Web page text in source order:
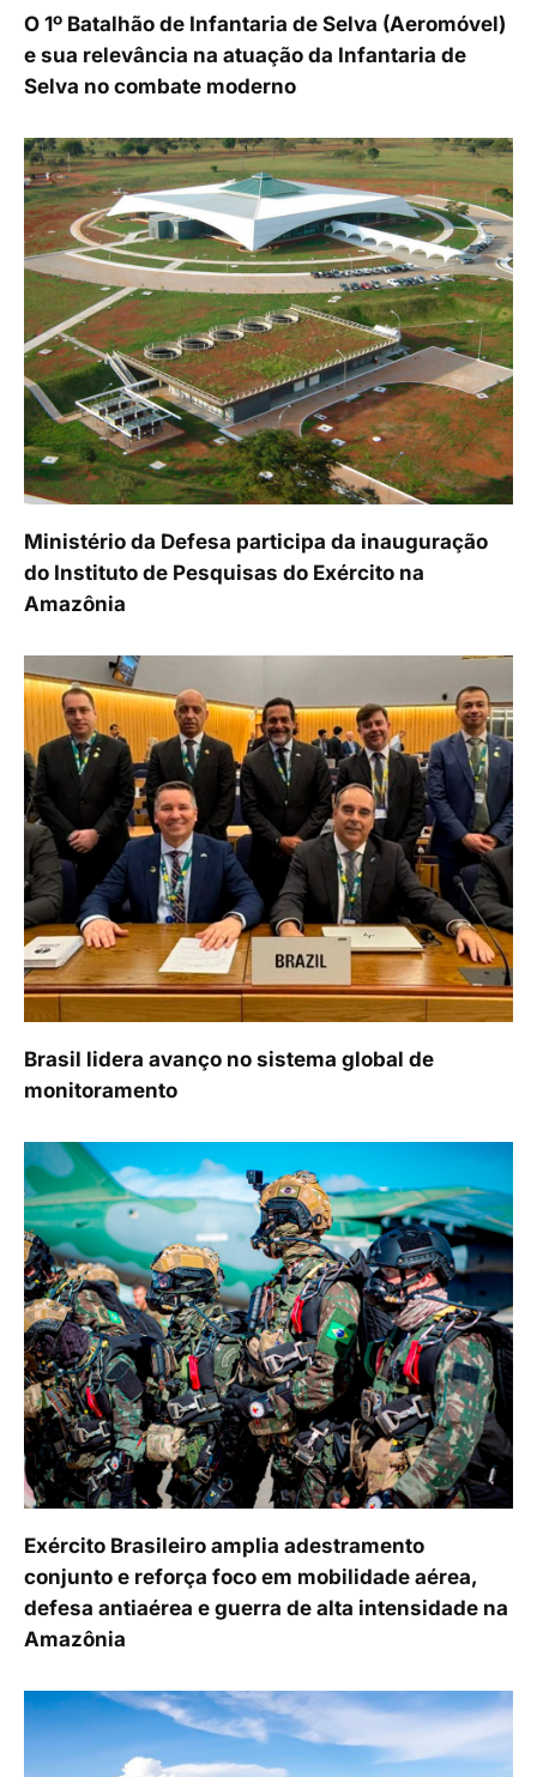
O 1º Batalhão de Infantaria de Selva (Aeromóvel)
e sua relevância na atuação da Infantaria de
Selva no combate moderno
Ministério da Defesa participa da inauguração
do Instituto de Pesquisas do Exército na
Amazônia
Brasil lidera avanço no sistema global de
monitoramento
Exército Brasileiro amplia adestramento
conjunto e reforça foco em mobilidade aérea,
defesa antiaérea e guerra de alta intensidade na
Amazônia